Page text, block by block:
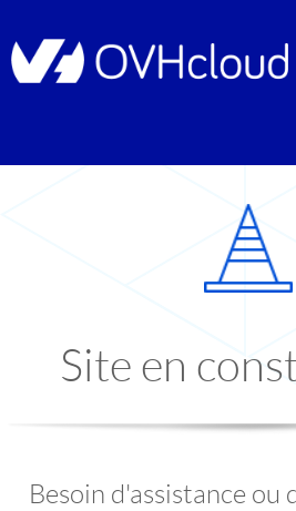
Site en
Besoin d'assistance ou